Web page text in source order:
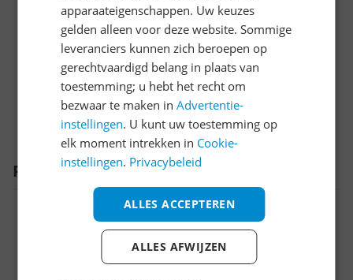
Capaciteit
Energie
Functies
Plaatsing
Productomschrijving
apparaateigenschappen. Uw keuzes
gelden alleen voor deze website. Sommige
leveranciers kunnen zich beroepen op
gerechtvaardigd belang in plaats van
toestemming; u hebt het recht om
bezwaar te maken inAdvertentie-
instellingen. U kunt uw toestemming op
elk moment intrekken in Cookie-
instellingen. Privacybeleid
ALLES ACCEPTEREN
ALLES AFWIJZEN